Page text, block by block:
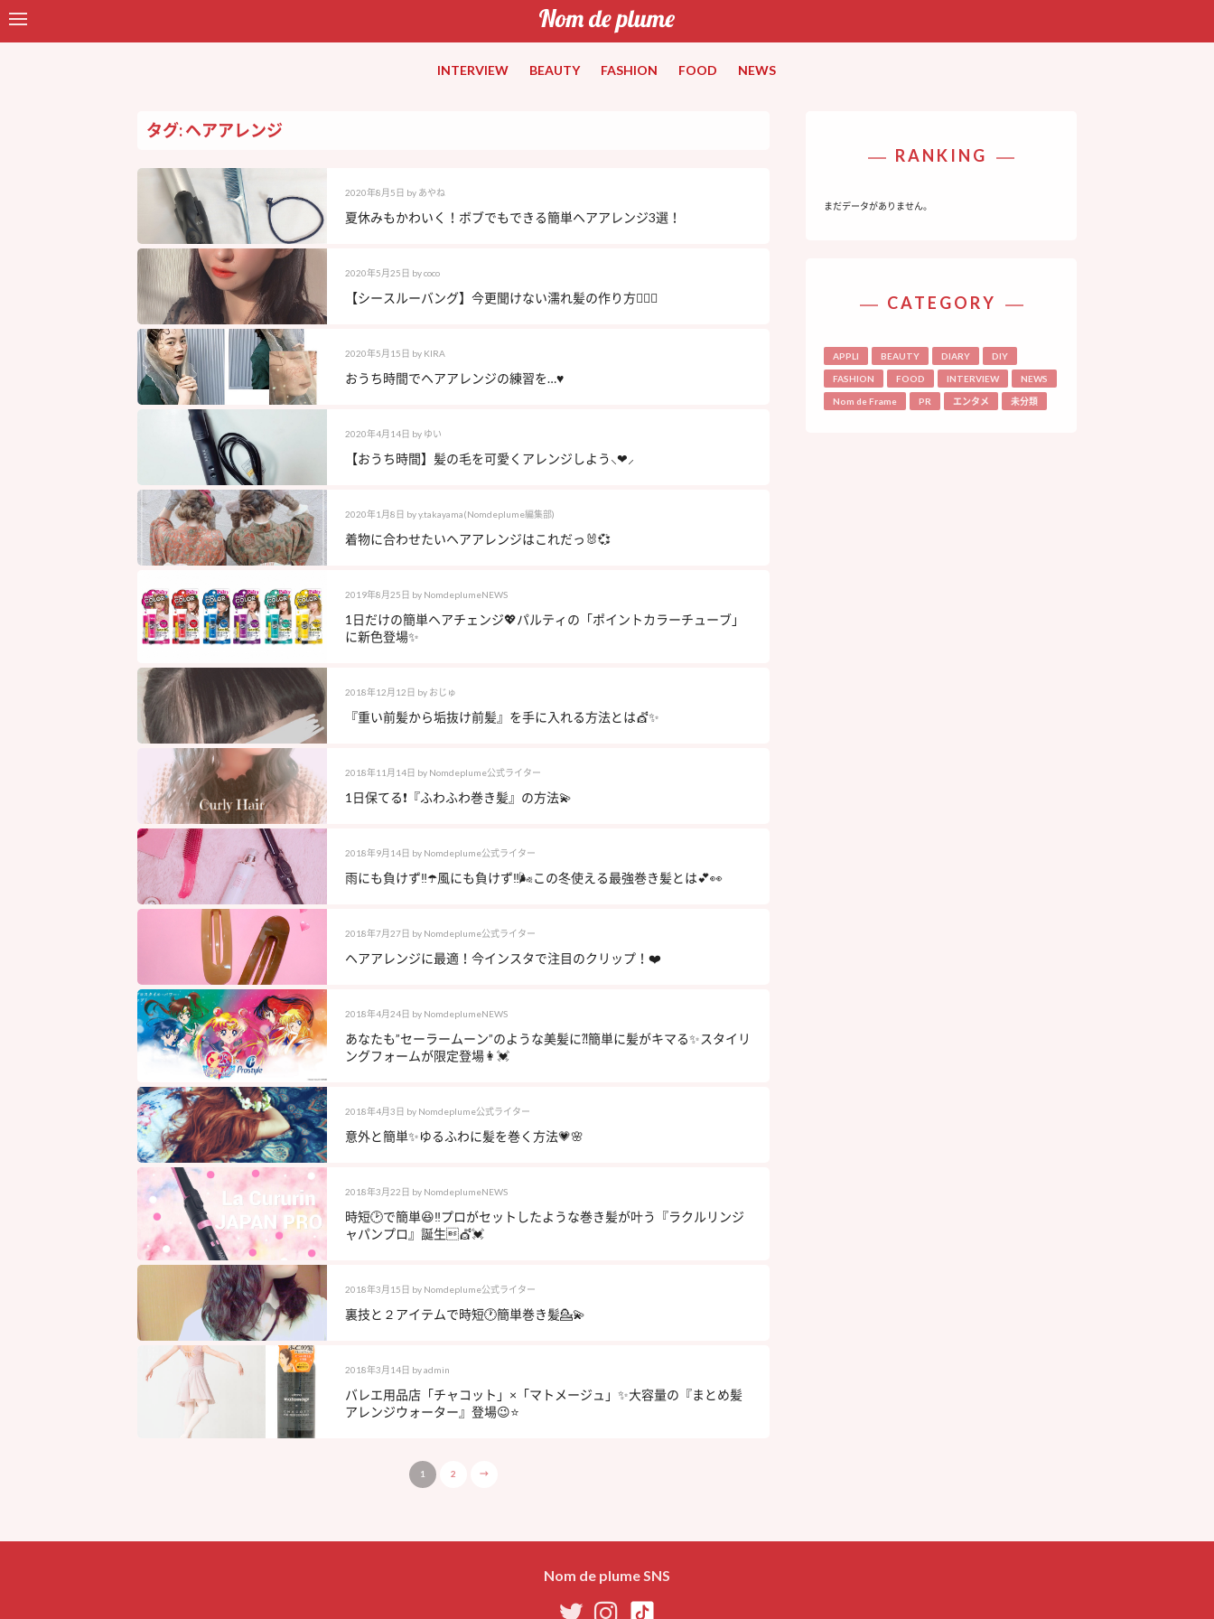
INTERVIEW BEAUTY FASHION FOOD NEWS
タグ: ヘアアレンジ
2020年8月5日 by あやね
夏休みもかわいく！ボブでもできる簡単ヘアアレンジ3選！
2020年5月25日 bycoco
【シースルーバング】今更聞けない濡れ髪の作り方💇‍♀️✨
2020年5月15日 by KIRA
おうち時間でヘアアレンジの練習を…♥
2020年4月14日 by ゆい
【おうち時間】髪の毛を可愛くアレンジしよう⸜❤︎⸝‍
2020年1月8日 byy.takayama(Nomdeplume編集部)
着物に合わせたいヘアアレンジはこれだっ🐰💞
2019年8月25日 by NomdeplumeNEWS
1日だけの簡単ヘアチェンジ💖パルティの「ポイントカラーチューブ」
に新色登場✨
2018年12月12日 by おじゅ
『重い前髪から垢抜け前髪』を手に入れる方法とは💇✨
2018年11月14日 by Nomdeplume公式ライター
1日保てる❗️『ふわふわ巻き髪』の方法💫
2018年9月14日 by Nomdeplume公式ライター
雨にも負けず‼︎☂️風にも負けず‼︎🌬この冬使える最強巻き髪とは💕👀
2018年7月27日 by Nomdeplume公式ライター
ヘアアレンジに最適！今インスタで注目のクリップ！❤️
2018年4月24日 by NomdeplumeNEWS
あなたも”セーラームーン”のような美髪に⁈簡単に髪がキマる✨スタイリ
ングフォームが限定登場👩💓
2018年4月3日 by Nomdeplume公式ライター
意外と簡単✨ゆるふわに髪を巻く方法💗🌸
2018年3月22日 by NomdeplumeNEWS
時短🕑で簡単😆‼️プロがセットしたような巻き髪が叶う『ラクルリンジ
ャパンプロ』誕生💇💓
2018年3月15日 by Nomdeplume公式ライター
裏技と２アイテムで時短🕐簡単巻き髪💁💫
2018年3月14日 byadmin
バレエ用品店「チャコット」×「マトメージュ」✨大容量の『まとめ髪
アレンジウォーター』登場😉⭐️
1 2 →
RANKING
まだデータがありません。
CATEGORY
APPLI BEAUTY DIARY DIY
FASHION FOOD INTERVIEW NEWS
Nom de Frame PR エンタメ 未分類
Nom de plume SNS